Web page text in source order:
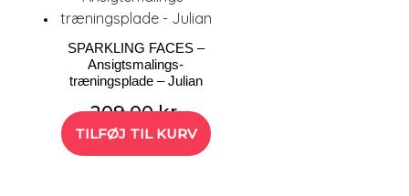
SPARKLING FACES –
Ansigtsmalings-
træningsplade – Julian
209,00kr.
TILFØJ TIL KURV